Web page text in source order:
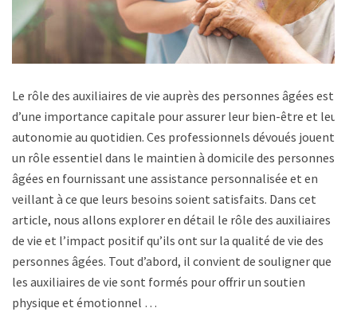
Le rôle des auxiliaires de vie auprès des personnes âgées est
d’une importance capitale pour assurer leur bien-être et leur
autonomie au quotidien. Ces professionnels dévoués jouent
un rôle essentiel dans le maintien à domicile des personnes
âgées en fournissant une assistance personnalisée et en
veillant à ce que leurs besoins soient satisfaits. Dans cet
article, nous allons explorer en détail le rôle des auxiliaires
de vie et l’impact positif qu’ils ont sur la qualité de vie des
personnes âgées. Tout d’abord, il convient de souligner que
les auxiliaires de vie sont formés pour offrir un soutien
physique et émotionnel …